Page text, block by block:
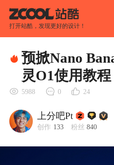
打开站酷，发现更好的设计！
预掀Nano
灵O1使用教程
5988 0 24
上分吧Pt
创作 133 粉丝 840